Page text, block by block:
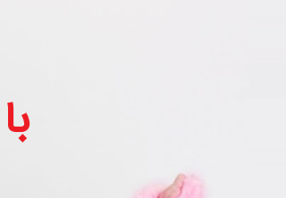
با 40 سال تجربه موفق